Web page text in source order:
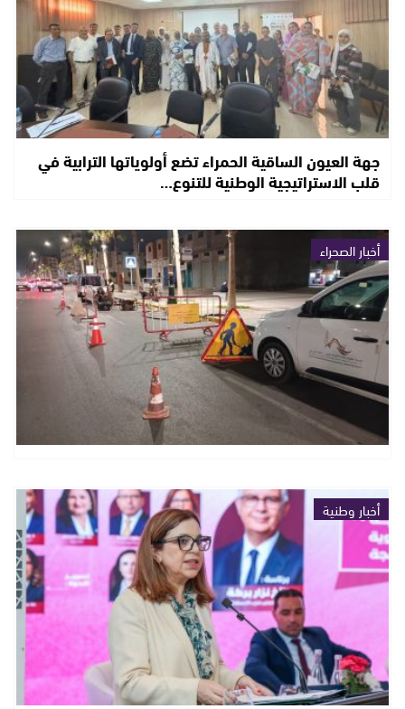
جهة العيون الساقية الحمراء تضع أولوياتها الترابية في
قلب الاستراتيجية الوطنية للتنوع…
أخبار الصحراء
أخبار وطنية